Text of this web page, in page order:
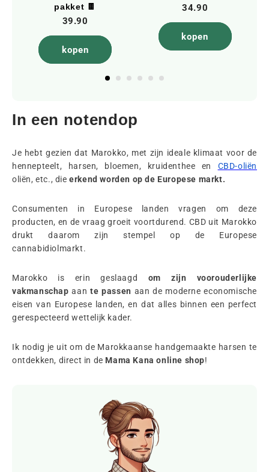
pakket 🍫
39.90
kopen
34.90
kopen
In een notendop
Je hebt gezien dat Marokko, met zijn ideale klimaat voor de
hennepteelt, harsen, bloemen, kruidenthee en CBD-oliën
oliën, etc., dieerkend worden op de Europese markt.
Consumenten in Europese landen vragen om deze
producten, en de vraag groeit voortdurend. CBD uit Marokko
drukt daarom zijn stempel op de Europese
cannabidiolmarkt.
Marokko is erin geslaagd om zijn voorouderlijke
vakmanschap aante passen aan de moderne economische
eisen van Europese landen, en dat alles binnen een perfect
gerespecteerd wettelijk kader.
Ik nodig je uit om de Marokkaanse handgemaakte harsen te
ontdekken, direct in de Mama Kana online shop!